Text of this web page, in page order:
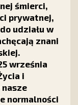
śmierci,
prywatnej,
udziału w
znani
września
i
normalności